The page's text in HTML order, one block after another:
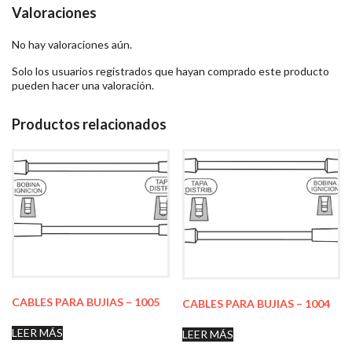
Valoraciones
No hay valoraciones aún.
Solo los usuarios registrados que hayan comprado este producto
pueden hacer una valoración.
Productos relacionados
CABLES PARA BUJIAS – 1005
LEER MÁS
CABLES PARA BUJIAS – 1004
LEER MÁS